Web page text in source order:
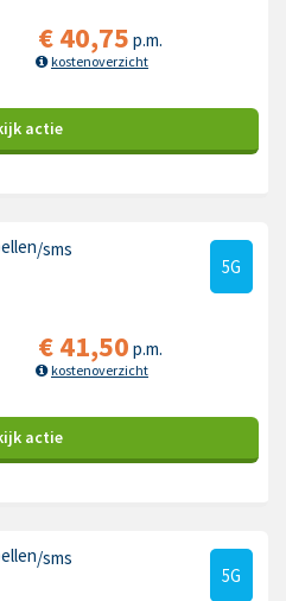
€40,75 p.m.
kostenoverzicht
actie
/sms
5G
€41,50 p.m.
kostenoverzicht
actie
/sms
5G